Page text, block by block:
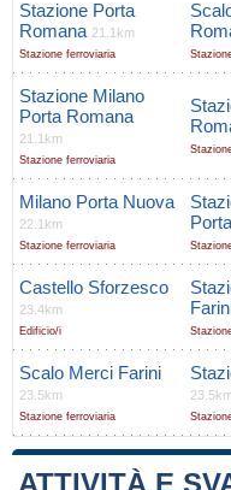
Stazione Porta
Romana 21.1km
Stazione ferroviaria
Stazione Milano
Porta Romana
21.1km
Stazione ferroviaria
Milano Porta Nuova
22.1km
Stazione ferroviaria
Castello Sforzesco
23.4km
Edificio/i
Scalo Merci Farini
23.5km
Stazione ferroviaria
23.5km
ATTIVITÀ E